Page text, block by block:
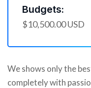
Budgets:
$10,500.00 USD
We shows only the
completely with